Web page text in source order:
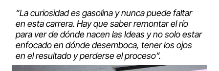
“La curiosidad es gasolina y nunca puede faltar
en esta carrera. Hay que saber remontar el río
para ver de dónde nacen las Ideas y no solo estar
enfocado en dónde desemboca, tener los ojos
en el resultado y perderse el proceso”.